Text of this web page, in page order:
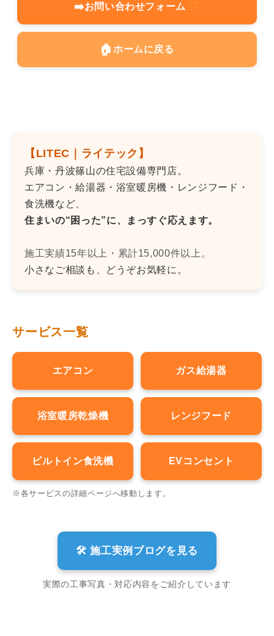
➡️お問い合わせフォーム
🏠 ホームに戻る
【LITEC｜ライテック】
兵庫・丹波篠山の住宅設備専門店。
エアコン・給湯器・浴室暖房機・レンジフード・
食洗機など、
住まいの“困った”に、まっすぐ応えます。
施工実績15年以上・累計15,000件以上。
小さなご相談も、どうぞお気軽に。
サービス一覧
エアコン ガス給湯器
浴室暖房乾燥機 レンジフード
ビルトイン食洗機 EVコンセント
※各サービスの詳細ページへ移動します。
🛠 施工実例ブログを見る
実際の工事写真・対応内容をご紹介しています